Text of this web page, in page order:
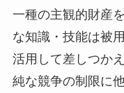
一種の主観的財産
な知識・技能は被
活用して差しつか
純な競争の制限に